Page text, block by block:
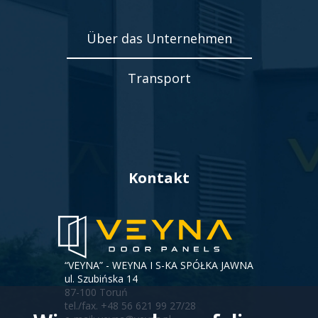
Über das Unternehmen
Transport
Kontakt
“VEYNA” - WEYNA I S-KA SPÓŁKA JAWNA
ul. Szubińska 14
87-100 Toruń
tel./fax. +48 56 621 99 27/28